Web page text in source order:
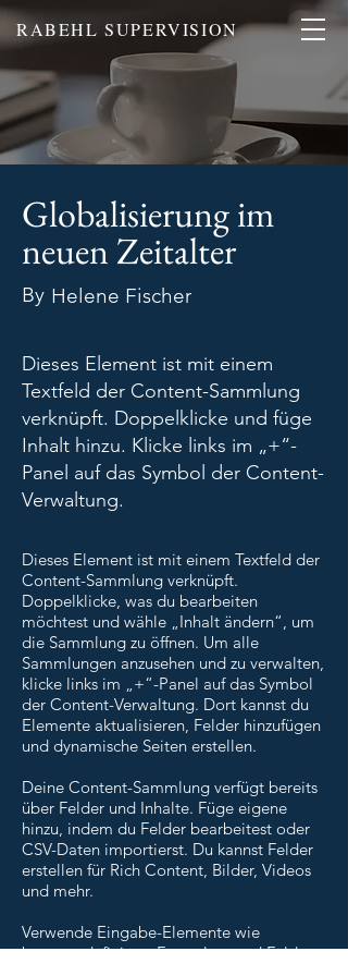
RABEHL SUPERVISION
Globalisierung im
neuen Zeitalter
By Helene Fischer
Dieses Element ist mit einem
Textfeld der Content-Sammlung
verknüpft. Doppelklicke und füge
Inhalt hinzu. Klicke links im „+“-
Panel auf das Symbol der Content-
Verwaltung.
Dieses Element ist mit einem Textfeld der
Content-Sammlung verknüpft.
Doppelklicke, was du bearbeiten
möchtest und wähle „Inhalt ändern“, um
die Sammlung zu öffnen. Um alle
Sammlungen anzusehen und zu verwalten,
klicke links im „+“-Panel auf das Symbol
der Content-Verwaltung. Dort kannst du
Elemente aktualisieren, Felder hinzufügen
und dynamische Seiten erstellen.
Deine Content-Sammlung verfügt bereits
über Felder und Inhalte. Füge eigene
hinzu, indem du Felder bearbeitest oder
CSV-Daten importierst. Du kannst Felder
erstellen für Rich Content, Bilder, Videos
und mehr.
Verwende Eingabe-Elemente wie
benutzerdefinierte Formulare und Felder,